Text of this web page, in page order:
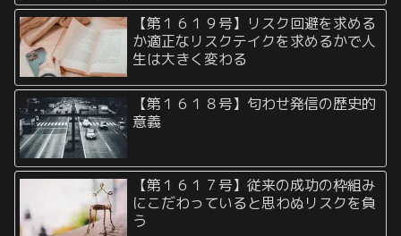
【第１６１９号】リスク回避を求める
か適正なリスクテイクを求めるかで人
生は大きく変わる
【第１６１８号】匂わせ発信の歴史的
意義
【第１６１７号】従来の成功の枠組み
にこだわっていると思わぬリスクを負
う